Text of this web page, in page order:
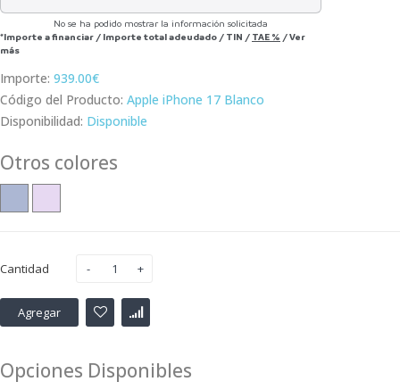
No se ha podido mostrar la información solicitada
*Importe a financiar / Importe total adeudado / TIN / TAE % /Ver
más
Importe: 939.00€
Código del Producto: Apple iPhone 17 Blanco
Disponibilidad: Disponible
Otros colores
Cantidad
Agregar
Opciones Disponibles